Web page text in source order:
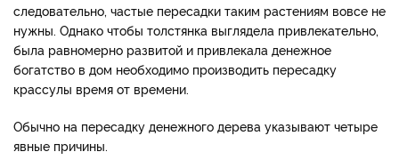
следовательно, частые пересадки таким растениям вовсе не
нужны. Однако чтобы толстянка выглядела привлекательно,
была равномерно развитой и привлекала денежное
богатство в дом необходимо производить пересадку
крассулы время от времени.
Обычно на пересадку денежного дерева указывают четыре
явные причины.